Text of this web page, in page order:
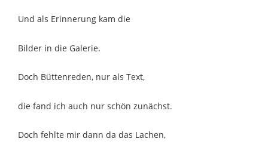
Und als Erinnerung kam die
Bilder in die Galerie.
Doch Büttenreden, nur als Text,
die fand ich auch nur schön zunächst.
Doch fehlte mir dann da das Lachen,